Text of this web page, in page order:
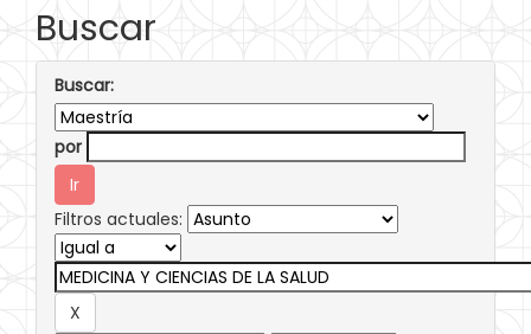
Buscar
Buscar:
por
Filtros actuales: